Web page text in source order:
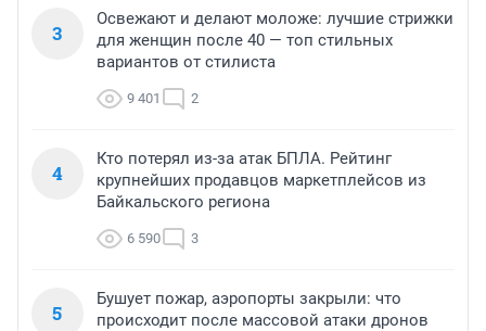
3
Освежают и делают моложе: лучшие стрижки
для женщин после 40 — топ стильных
вариантов от стилиста
9 401 2
4
Кто потерял из-за атак БПЛА. Рейтинг
крупнейших продавцов маркетплейсов из
Байкальского региона
6 590 3
5
Бушует пожар, аэропорты закрыли: что
происходит после массовой атаки дронов